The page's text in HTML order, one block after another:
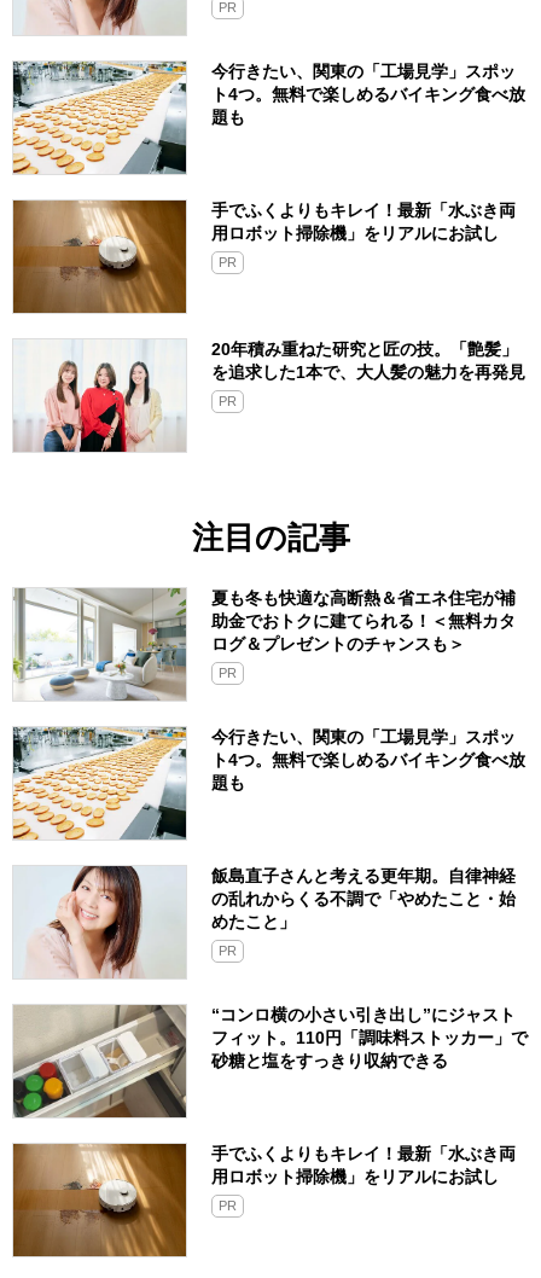
PR
今行きたい、関東の「工場見学」スポッ
ト4つ。無料で楽しめるバイキング食べ放
題も
手でふくよりもキレイ！最新「水ぶき両
用ロボット掃除機」をリアルにお試し
PR
20年積み重ねた研究と匠の技。「艶髪」
を追求した1本で、大人髪の魅力を再発見
PR
注目の記事
夏も冬も快適な高断熱＆省エネ住宅が補
助金でおトクに建てられる！＜無料カタ
ログ＆プレゼントのチャンスも＞
PR
今行きたい、関東の「工場見学」スポッ
ト4つ。無料で楽しめるバイキング食べ放
題も
飯島直子さんと考える更年期。自律神経
の乱れからくる不調で「やめたこと・始
めたこと」
PR
“コンロ横の小さい引き出し”にジャスト
フィット。110円「調味料ストッカー」で
砂糖と塩をすっきり収納できる
手でふくよりもキレイ！最新「水ぶき両
用ロボット掃除機」をリアルにお試し
PR